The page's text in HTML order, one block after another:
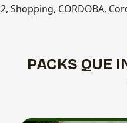
Shopping, CORDOBA,
PACKS QUE